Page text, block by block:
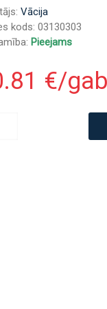
Vācija
kods: 03130303
Pieejams
€/gab